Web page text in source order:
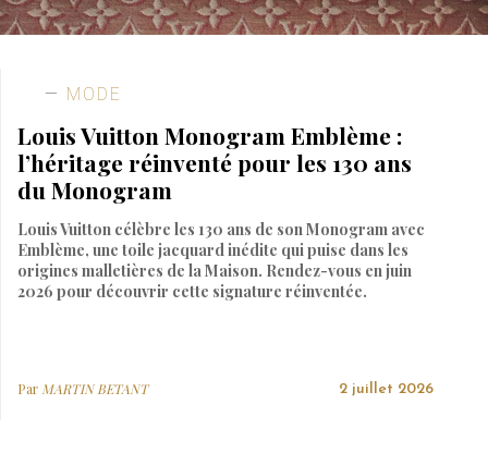
MODE
Louis Vuitton Monogram Emblème :
l’héritage réinventé pour les 130 ans
du Monogram
Louis Vuitton célèbre les 130 ans de son Monogram avec
Emblème, une toile jacquard inédite qui puise dans les
origines malletières de la Maison. Rendez-vous en juin
2026 pour découvrir cette signature réinventée.
Par MARTIN BETANT 2 juillet 2026